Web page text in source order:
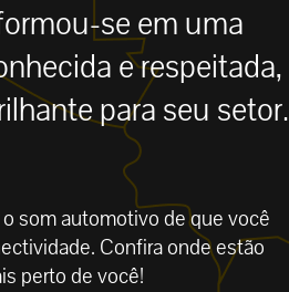
se em uma
e respeitada,
para seu setor.
som automotivo de que você
Confira onde estão
perto de você!